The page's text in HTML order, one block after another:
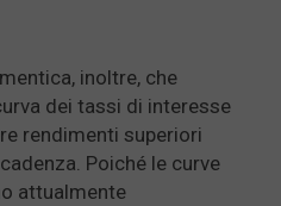
inoltre, che
dei tassi di interesse
rendimenti superiori
Poiché le curve
attualmente